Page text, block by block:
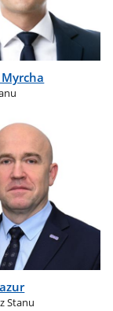
Stanu